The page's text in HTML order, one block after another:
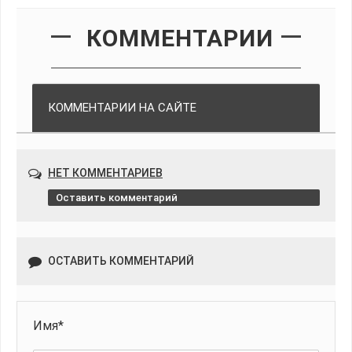
КОММЕНТАРИИ
КОММЕНТАРИИ НА САЙТЕ
НЕТ КОММЕНТАРИЕВ
Оставить комментарий
ОСТАВИТЬ КОММЕНТАРИЙ
Имя*